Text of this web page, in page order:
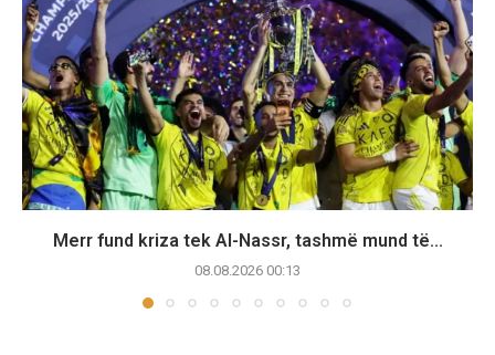
Merr fund kriza tek Al-Nassr, tashmë mund të...
08.08.2026 00:13